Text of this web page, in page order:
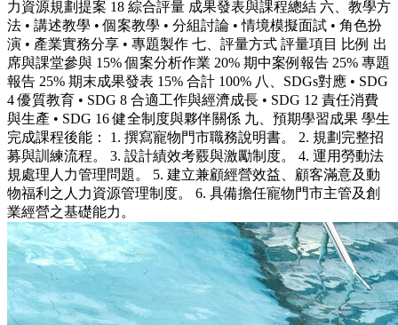
力資源規劃提案 18 綜合評量 成果發表與課程總結 六、教學方
法 • 講述教學 • 個案教學 • 分組討論 • 情境模擬面試 • 角色扮
演 • 產業實務分享 • 專題製作 七、評量方式 評量項目 比例 出
席與課堂參與 15% 個案分析作業 20% 期中案例報告 25% 專題
報告 25% 期末成果發表 15% 合計 100% 八、SDGs對應 • SDG
4 優質教育 • SDG 8 合適工作與經濟成長 • SDG 12 責任消費
與生產 • SDG 16 健全制度與夥伴關係 九、預期學習成果 學生
完成課程後能： 1. 撰寫寵物門市職務說明書。 2. 規劃完整招
募與訓練流程。 3. 設計績效考覈與激勵制度。 4. 運用勞動法
規處理人力管理問題。 5. 建立兼顧經營效益、顧客滿意及動
物福利之人力資源管理制度。 6. 具備擔任寵物門市主管及創
業經營之基礎能力。